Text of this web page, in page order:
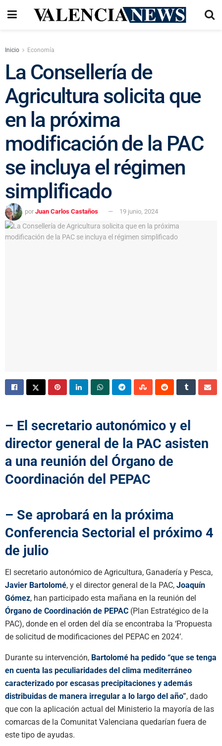
Inicio Economía
La Consellería de
Agricultura solicita que
en la próxima
modificación de la PAC
se incluya el régimen
simplificado
por Juan Carlos Castaños 19 junio, 2024
– El secretario autonómico y el
director general de la PAC asisten
a una reunión del Órgano de
Coordinación del PEPAC
– Se aprobará en la próxima
Conferencia Sectorial el próximo 4
de julio
El secretario autonómico de Agricultura, Ganadería y Pesca,
Javier Bartolomé, y el director general de la PAC, Joaquín
Gómez, han participado esta mañana en la reunión del
Órgano de Coordinación de PEPAC (Plan Estratégico de la
PAC), donde en el orden del día se encontraba la ‘Propuesta
de solicitud de modificaciones del PEPAC en 2024’.
Durante su intervención, Bartolomé ha pedido “que se tenga
en cuenta las peculiaridades del clima mediterráneo
caracterizado por escasas precipitaciones y además
distribuidas de manera irregular a lo largo del año”, dado
que con la aplicación actual del Ministerio la mayoría de las
comarcas de la Comunitat Valenciana quedarían fuera de
este tipo de ayudas.